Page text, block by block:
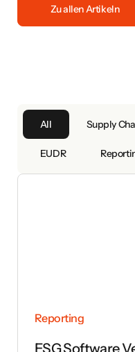
Zu allen Artikeln
All Supply
EUDR
Reporting
ESG Software